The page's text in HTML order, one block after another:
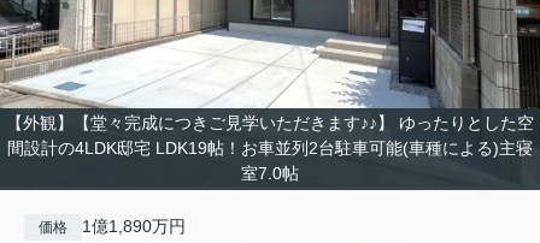
【外観】【堂々完成につきご見学いただきます♪♪】 ゆったりとした空
間設計の4LDK邸宅 LDK19帖！お車並列2台駐車可能(車種による)主寝
室7.0帖
価格 1億1,890万円